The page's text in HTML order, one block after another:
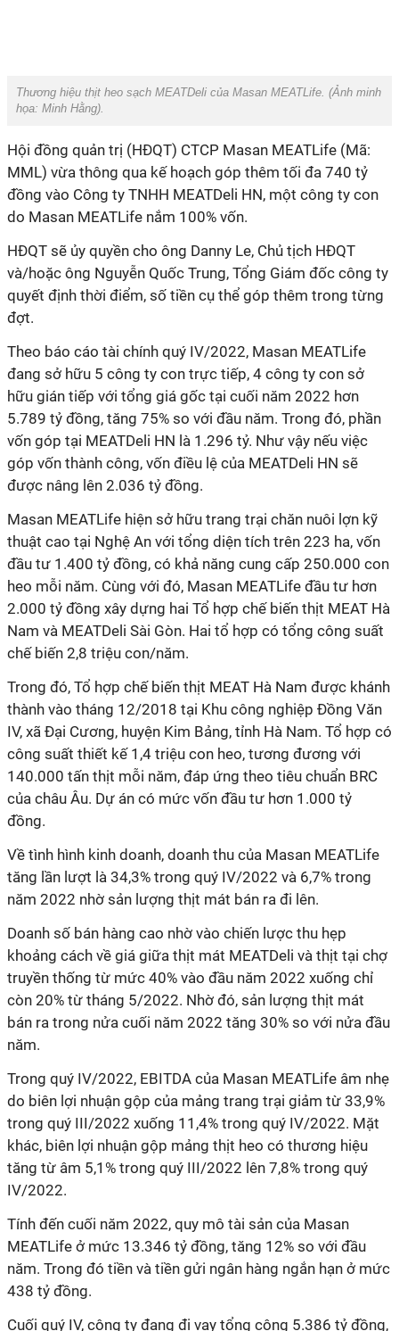
Thương hiệu thịt heo sạch MEATDeli của Masan MEATLife. (Ảnh minh
họa: Minh Hằng).
Hội đồng quản trị (HĐQT) CTCP Masan MEATLife (Mã:
MML) vừa thông qua kế hoạch góp thêm tối đa 740 tỷ
đồng vào Công ty TNHH MEATDeli HN, một công ty con
do Masan MEATLife nắm 100% vốn.
HĐQT sẽ ủy quyền cho ông Danny Le, Chủ tịch HĐQT
và/hoặc ông Nguyễn Quốc Trung, Tổng Giám đốc công ty
quyết định thời điểm, số tiền cụ thể góp thêm trong từng
đợt.
Theo báo cáo tài chính quý IV/2022, Masan MEATLife
đang sở hữu 5 công ty con trực tiếp, 4 công ty con sở
hữu gián tiếp với tổng giá gốc tại cuối năm 2022 hơn
5.789 tỷ đồng, tăng 75% so với đầu năm. Trong đó, phần
vốn góp tại MEATDeli HN là 1.296 tỷ. Như vậy nếu việc
góp vốn thành công, vốn điều lệ của MEATDeli HN sẽ
được nâng lên 2.036 tỷ đồng.
Masan MEATLife hiện sở hữu trang trại chăn nuôi lợn kỹ
thuật cao tại Nghệ An với tổng diện tích trên 223 ha, vốn
đầu tư 1.400 tỷ đồng, có khả năng cung cấp 250.000 con
heo mỗi năm. Cùng với đó, Masan MEATLife đầu tư hơn
2.000 tỷ đồng xây dựng hai Tổ hợp chế biến thịt MEAT Hà
Nam và MEATDeli Sài Gòn. Hai tổ hợp có tổng công suất
chế biến 2,8 triệu con/năm.
Trong đó, Tổ hợp chế biến thịt MEAT Hà Nam được khánh
thành vào tháng 12/2018 tại Khu công nghiệp Đồng Văn
IV, xã Đại Cương, huyện Kim Bảng, tỉnh Hà Nam. Tổ hợp có
công suất thiết kế 1,4 triệu con heo, tương đương với
140.000 tấn thịt mỗi năm, đáp ứng theo tiêu chuẩn BRC
của châu Âu. Dự án có mức vốn đầu tư hơn 1.000 tỷ
đồng.
Về tình hình kinh doanh, doanh thu của Masan MEATLife
tăng lần lượt là 34,3% trong quý IV/2022 và 6,7% trong
năm 2022 nhờ sản lượng thịt mát bán ra đi lên.
Doanh số bán hàng cao nhờ vào chiến lược thu hẹp
khoảng cách về giá giữa thịt mát MEATDeli và thịt tại chợ
truyền thống từ mức 40% vào đầu năm 2022 xuống chỉ
còn 20% từ tháng 5/2022. Nhờ đó, sản lượng thịt mát
bán ra trong nửa cuối năm 2022 tăng 30% so với nửa đầu
năm.
Trong quý IV/2022, EBITDA của Masan MEATLife âm nhẹ
do biên lợi nhuận gộp của mảng trang trại giảm từ 33,9%
trong quý III/2022 xuống 11,4% trong quý IV/2022. Mặt
khác, biên lợi nhuận gộp mảng thịt heo có thương hiệu
tăng từ âm 5,1% trong quý III/2022 lên 7,8% trong quý
IV/2022.
Tính đến cuối năm 2022, quy mô tài sản của Masan
MEATLife ở mức 13.346 tỷ đồng, tăng 12% so với đầu
năm. Trong đó tiền và tiền gửi ngân hàng ngắn hạn ở mức
438 tỷ đồng.
Cuối quý IV, công ty đang đi vay tổng cộng 5.386 tỷ đồng,